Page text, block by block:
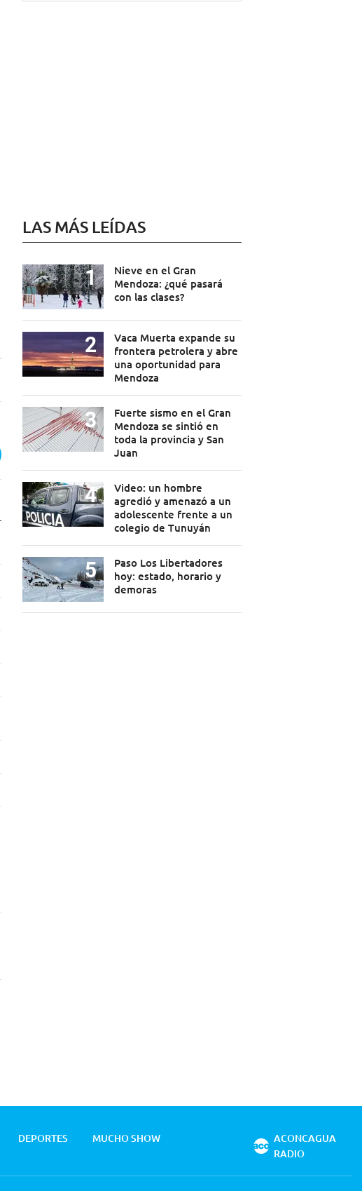
LAS MÁS LEÍDAS
Nieve en el Gran
Mendoza: ¿qué pasará
con las clases?
Vaca Muerta expande su
frontera petrolera y abre
una oportunidad para
Mendoza
Fuerte sismo en el Gran
Mendoza se sintió en
toda la provincia y San
Juan
Video: un hombre
agredió y amenazó a un
adolescente frente a un
colegio de Tunuyán
Paso Los Libertadores
hoy: estado, horario y
demoras
DEPORTES
MUCHO SHOW
ACONCAGUA
RADIO